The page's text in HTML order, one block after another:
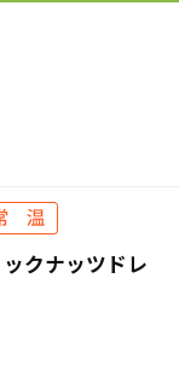
クナッツドレ